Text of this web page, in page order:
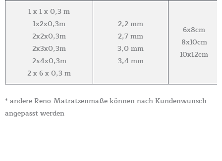
1 x 1 x 0,3 m
1x2x0,3m
2x2x0,3m
2x3x0,3m
2x4x0,3m
2 x 6 x 0,3 m
2,2 mm
2,7 mm
3,0 mm
3,4 mm
6x8cm
8x10cm
10x12cm
* andere Reno-Matratzenmaße können nach Kundenwunsch
angepasst werden